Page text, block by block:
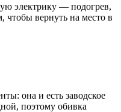
электрику — подогрев,
вернуть на место в
она и есть заводское
поэтому обивка